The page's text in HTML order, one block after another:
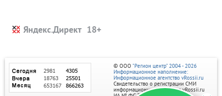
Яндекс.Директ
© ООО "Регион центр" 2004 - 2026
Информационное наполнение:
Информационное агентство vRossii.ru
Свидетельство о регистрации СМИ
информационного агентства vRossii.ru